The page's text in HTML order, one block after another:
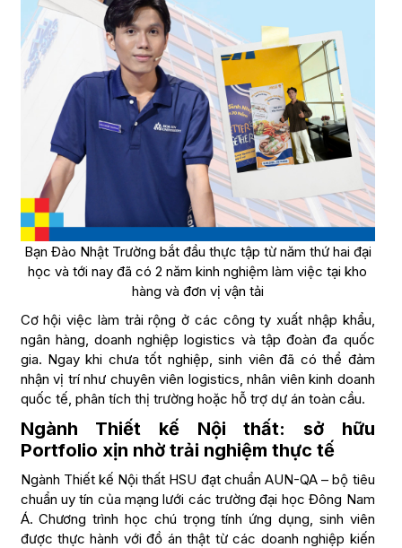
Bạn Đào Nhật Trường bắt đầu thực tập từ năm thứ hai đại
học và tới nay đã có 2 năm kinh nghiệm làm việc tại kho
hàng và đơn vị vận tải
Cơ hội việc làm trải rộng ở các công ty xuất nhập khẩu,
ngân hàng, doanh nghiệp logistics và tập đoàn đa quốc
gia. Ngay khi chưa tốt nghiệp, sinh viên đã có thể đảm
nhận vị trí như chuyên viên logistics, nhân viên kinh doanh
quốc tế, phân tích thị trường hoặc hỗ trợ dự án toàn cầu.
Ngành Thiết kế Nội thất: sở hữu
Portfolio xịn nhờ trải nghiệm thực tế
Ngành Thiết kế Nội thất HSU đạt chuẩn AUN-QA – bộ tiêu
chuẩn uy tín của mạng lưới các trường đại học Đông Nam
Á. Chương trình học chú trọng tính ứng dụng, sinh viên
được thực hành với đồ án thật từ các doanh nghiệp kiến